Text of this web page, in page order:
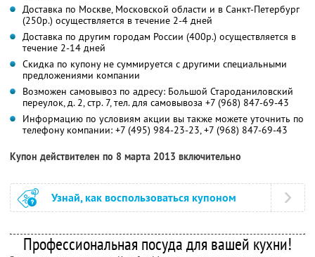
Доставка по Москве, Московской области и в Санкт-Петербург
(250р.) осуществляется в течение 2-4 дней
Доставка по другим городам России (400р.) осуществляется в
течение 2-14 дней
Скидка по купону не суммируется с другими специальными
предложениями компании
Возможен самовывоз по адресу: Большой Староданиловский
переулок, д. 2, стр. 7, тел. для самовывоза +7 (968) 847-69-43
Информацию по условиям акции вы также можете уточнить по
телефону компании: +7 (495) 984-23-23, +7 (968) 847-69-43
Купон действителен по 8 марта 2013 включительно
Узнай, как воспользоваться купоном
Профессиональная посуда для вашей кухни!